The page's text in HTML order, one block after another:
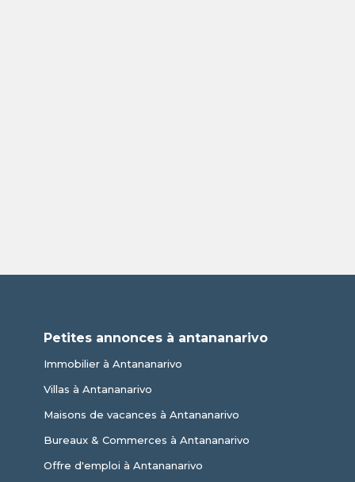
Petites annonces à antananarivo
Immobilier à Antananarivo
Villas à Antananarivo
Maisons de vacances à Antananarivo
Bureaux & Commerces à Antananarivo
Offre d'emploi à Antananarivo